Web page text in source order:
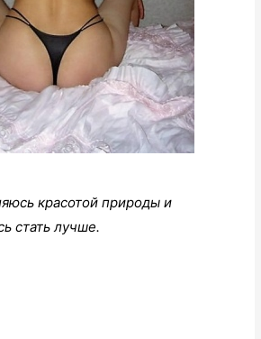
красотой природы и
стать лучше.